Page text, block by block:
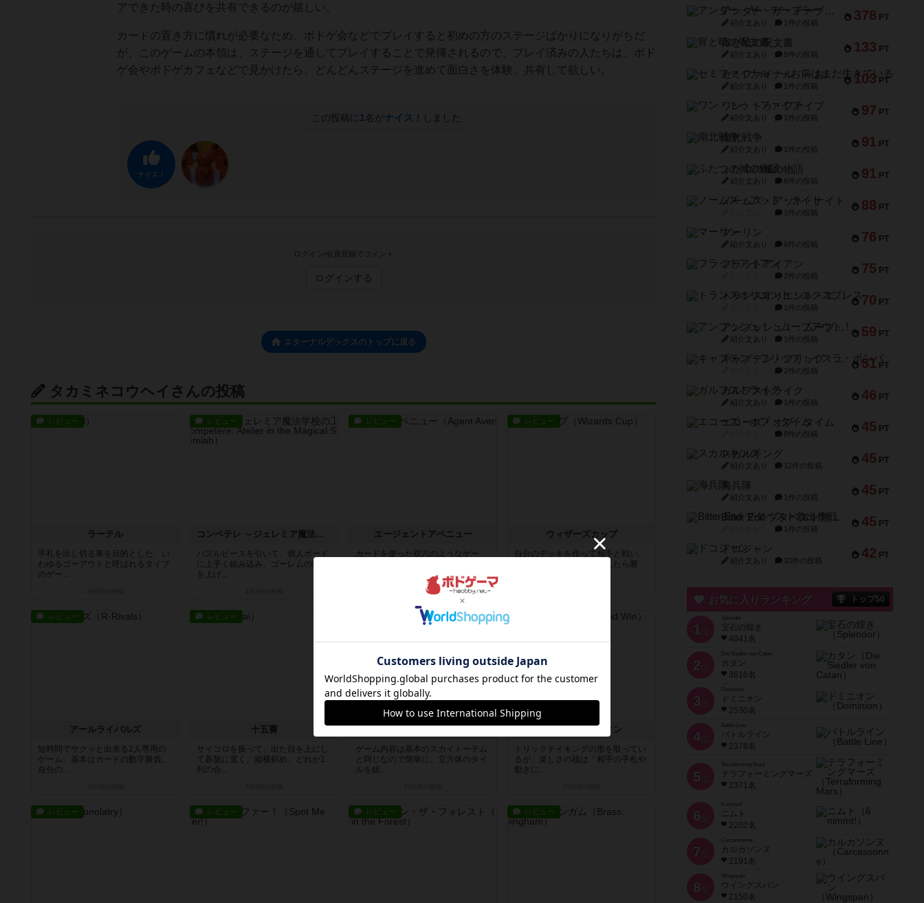
アできた時の喜びを共有できるのが嬉しい。
カードの置き方に慣れが必要なため、ボドゲ会などでプレイすると初めの方のステージばかりになりがちだ
が、このゲームの本領は、ステージを通してプレイすることで発揮されるので、プレイ済みの人たちは、ボド
ゲ会やボドゲカフェなどで見かけたら、どんどんステージを進めて面白さを体験、共有して欲しい。
この投稿に 1 名がナイス！ しました
ナイス！
ログイン/会員登録でコメント
ログインする
エターナルデックスのトップに戻る
タカミネコウヘイさんの投稿
レビュー
ラーテル
手札を出し切る事を目的とした、い
わゆるゴーアウトと呼ばれるタイプ
のゲー...
レビュー
コンペテレ ～ジェレミア魔法学校の工房～
パズルピースを引いて、個人ボード
に上手く組み込み、ゴーレムの能力
を上げ...
レビュー
エージェントアベニュー
カードを使った双六のようなゲー
の投稿
レビュー
ウィザーズカップ
自分のデッキを作って相手と戦い、
先に相手のデッキを無くしたら勝
レビュー
アールライバルズ
短時間でサクッと出来る2人専用の
ゲーム。基本はカードの数字勝負。
自分の...
レビュー
十五賽
サイコロを振って、出た目を上にし
て碁盤に置く。縦横斜め、どれか1
列の合...
ゲーム内容は基本のスカイトーテム
と同じなので簡単に。立方体のタイ
ルを組...
ヒットアンドウィン
トリックテイキングの形を取ってい
るが、楽しさの核は「相手の手札や
動きに...
レビュー レビュー レビュー レビュー
378 PT
アンダー・ザ・テーブラー
紹介文あり 1件の投稿
133 PT
宵と暁の呪文書
紹介文あり 8件の投稿
103 PT
セミファイナル ～お前はまだ生きている～
紹介文あり 1件の投稿
97 PT
ワン・トゥ・ファイブ
紹介文あり 1件の投稿
91 PT
南北戦争
紹介文あり 1件の投稿
91 PT
ふたつの城の物語
紹介文あり 6件の投稿
88 PT
ノームズ・アット・ナイト
1件の投稿
76 PT
マーリン
紹介文あり 6件の投稿
75 PT
フラットアイアン
2件の投稿
70 PT
トランスオリエント・エクスプレス
1件の投稿
59 PT
アンブッシュ！：ムーブアウト！
紹介文あり 1件の投稿
51 PT
キャプテン・フリップ：イスラ・ボンバ
2件の投稿
46 PT
ガルフストライク
紹介文あり 1件の投稿
45 PT
エコーズ・オブ・タイム
8件の投稿
45 PT
スカルキング
紹介文あり 12件の投稿
45 PT
海兵隊
紹介文あり 1件の投稿
45 PT
Bitter End ブタペスト救出作戦
1件の投稿
42 PT
ドコジャン
紹介文あり 10件の投稿
お気に入りランキング トップ50
1 位
宝石の煌き
4041名
2 位
Die Siedler von Catan
カタン
3616名
3 位
ドミニオン
2530名
4位
Battle Line
バトルライン
2378名
5 位
Terraforming Mars
テラフォーミングマーズ
2371名
6 位
ニムト
2202名
7 位
Carcassonne
カルカソンヌ
2191名
8 位
Wingspan
ウイングスパン
2150名